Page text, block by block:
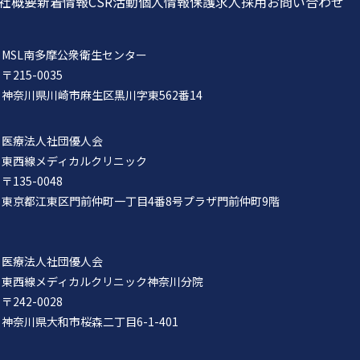
MSL南多摩公衆衛生センター
〒215-0035
神奈川県川崎市麻生区黒川字東562番14
医療法人社団優人会
東西線メディカルクリニック
〒135-0048
東京都江東区門前仲町一丁目4番8号プラザ門前仲町9階
医療法人社団優人会
東西線メディカルクリニック神奈川分院
〒242-0028
神奈川県大和市桜森二丁目6-1-401